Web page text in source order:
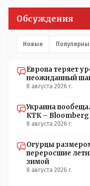
Обсуждения
Новые
Европа теряет
неожиданный
8 августа 2026 г.
Украина
КТК – Bloomberg
8 августа 2026 г.
Огурцы
переросшие
зимой
8 августа 2026 г.